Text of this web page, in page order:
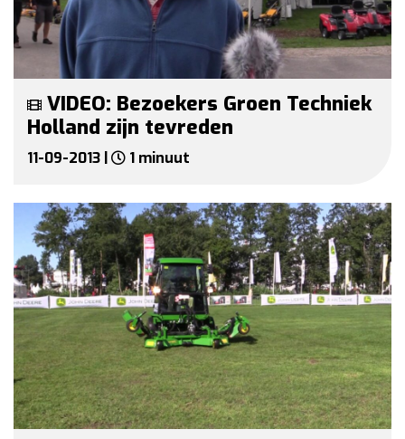
VIDEO: Bezoekers Groen Techniek
Holland zijn tevreden
11-09-2013 | 1 minuut